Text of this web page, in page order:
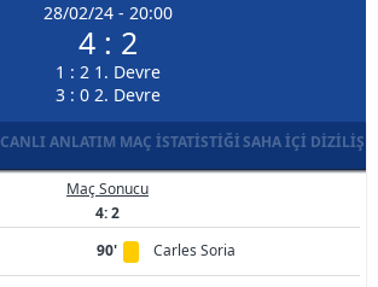
28/02/24 - 20:00
4 : 2
1 : 2 1. Devre
3 : 0 2. Devre
CANLI ANLATIM MAÇ İSTATISTIĞISAHA İÇI DIZILIŞ
Maç Sonucu
4: 2
90'
Carles Soria